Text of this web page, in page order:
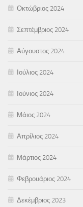
Οκτώβριος 2024
Σεπτέμβριος 2024
Αύγουστος 2024
Ιούλιος 2024
Ιούνιος 2024
Μάιος 2024
Απρίλιος 2024
Μάρτιος 2024
Φεβρουάριος 2024
Δεκέμβριος 2023